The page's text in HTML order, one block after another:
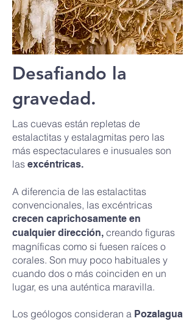
Desafiando la
gravedad.
Las cuevas están repletas de
estalactitas y estalagmitas pero las
más espectaculares e inusuales son
las excéntricas.
A diferencia de las estalactitas
convencionales, las excéntricas
crecen caprichosamente en
cualquier dirección, creando figuras
magníficas como si fuesen raíces o
corales. Son muy poco habituales y
cuando dos o más coinciden en un
lugar, es una auténtica maravilla.
Los geólogos consideran a Pozalagua